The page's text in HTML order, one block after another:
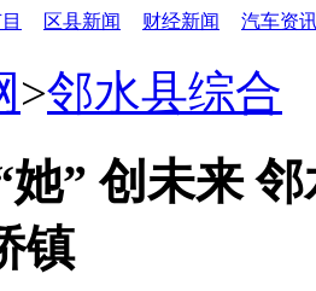
区县新闻 财经新闻
汽车资
>邻水县综合
她” 创未来
镇